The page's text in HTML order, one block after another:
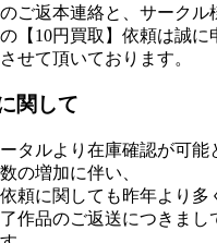
のご返本連絡と、サーク
【10円買取】依頼は誠に
せて頂いております。
関して
タルより在庫確認が可能
の増加に伴い、
頼に関しても昨年より多
作品のご返送につきまし